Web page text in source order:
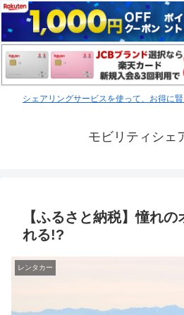
シェアリングサービスを使って、お得に
モビリティシェ
【ふるさと納税】憧れ
れる!?
レンタカー